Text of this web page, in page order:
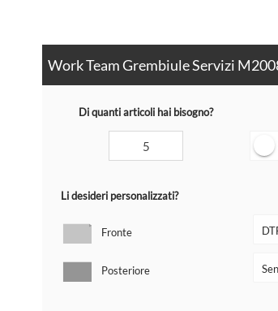
Work Team Grembiule Servizi
Di quanti articoli hai bisogno?
Li desideri personalizzati?
Fronte
Posteriore